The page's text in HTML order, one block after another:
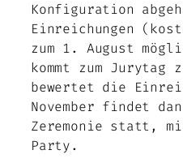
Konfiguration
Einreichungen
zum 1. August
kommt zum Jurytag
bewertet die
November findet
Zeremonie statt,
Party.